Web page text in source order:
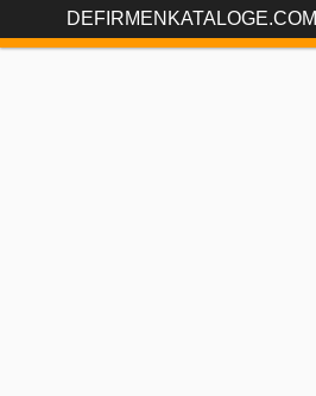
DEFIRMENKATALOGE.COM